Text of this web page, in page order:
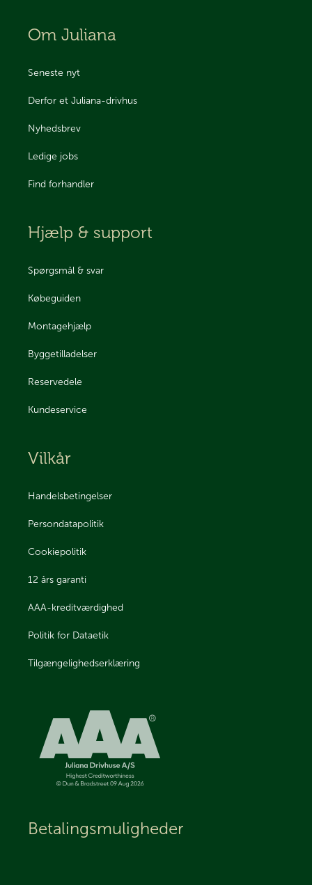
Om Juliana
Seneste nyt
Derfor et Juliana-drivhus
Nyhedsbrev
Ledige jobs
Find forhandler
Hjælp & support
Spørgsmål & svar
Købeguiden
Montagehjælp
Byggetilladelser
Reservedele
Kundeservice
Vilkår
Handelsbetingelser
Persondatapolitik
Cookiepolitik
12 års garanti
AAA-kreditværdighed
Politik for Dataetik
Tilgængelighedserklæring
Betalingsmuligheder